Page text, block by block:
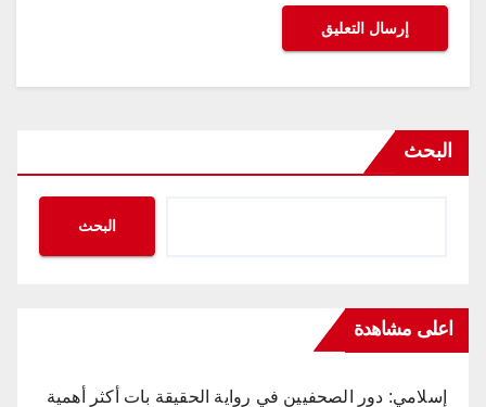
البحث
البحث
اعلى مشاهدة
إسلامي: دور الصحفيين في رواية الحقيقة بات أكثر أهمية